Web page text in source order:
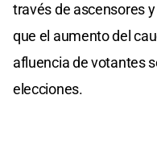
través de ascensores
que el aumento del
afluencia de votantes
elecciones.